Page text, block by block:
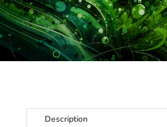
Description